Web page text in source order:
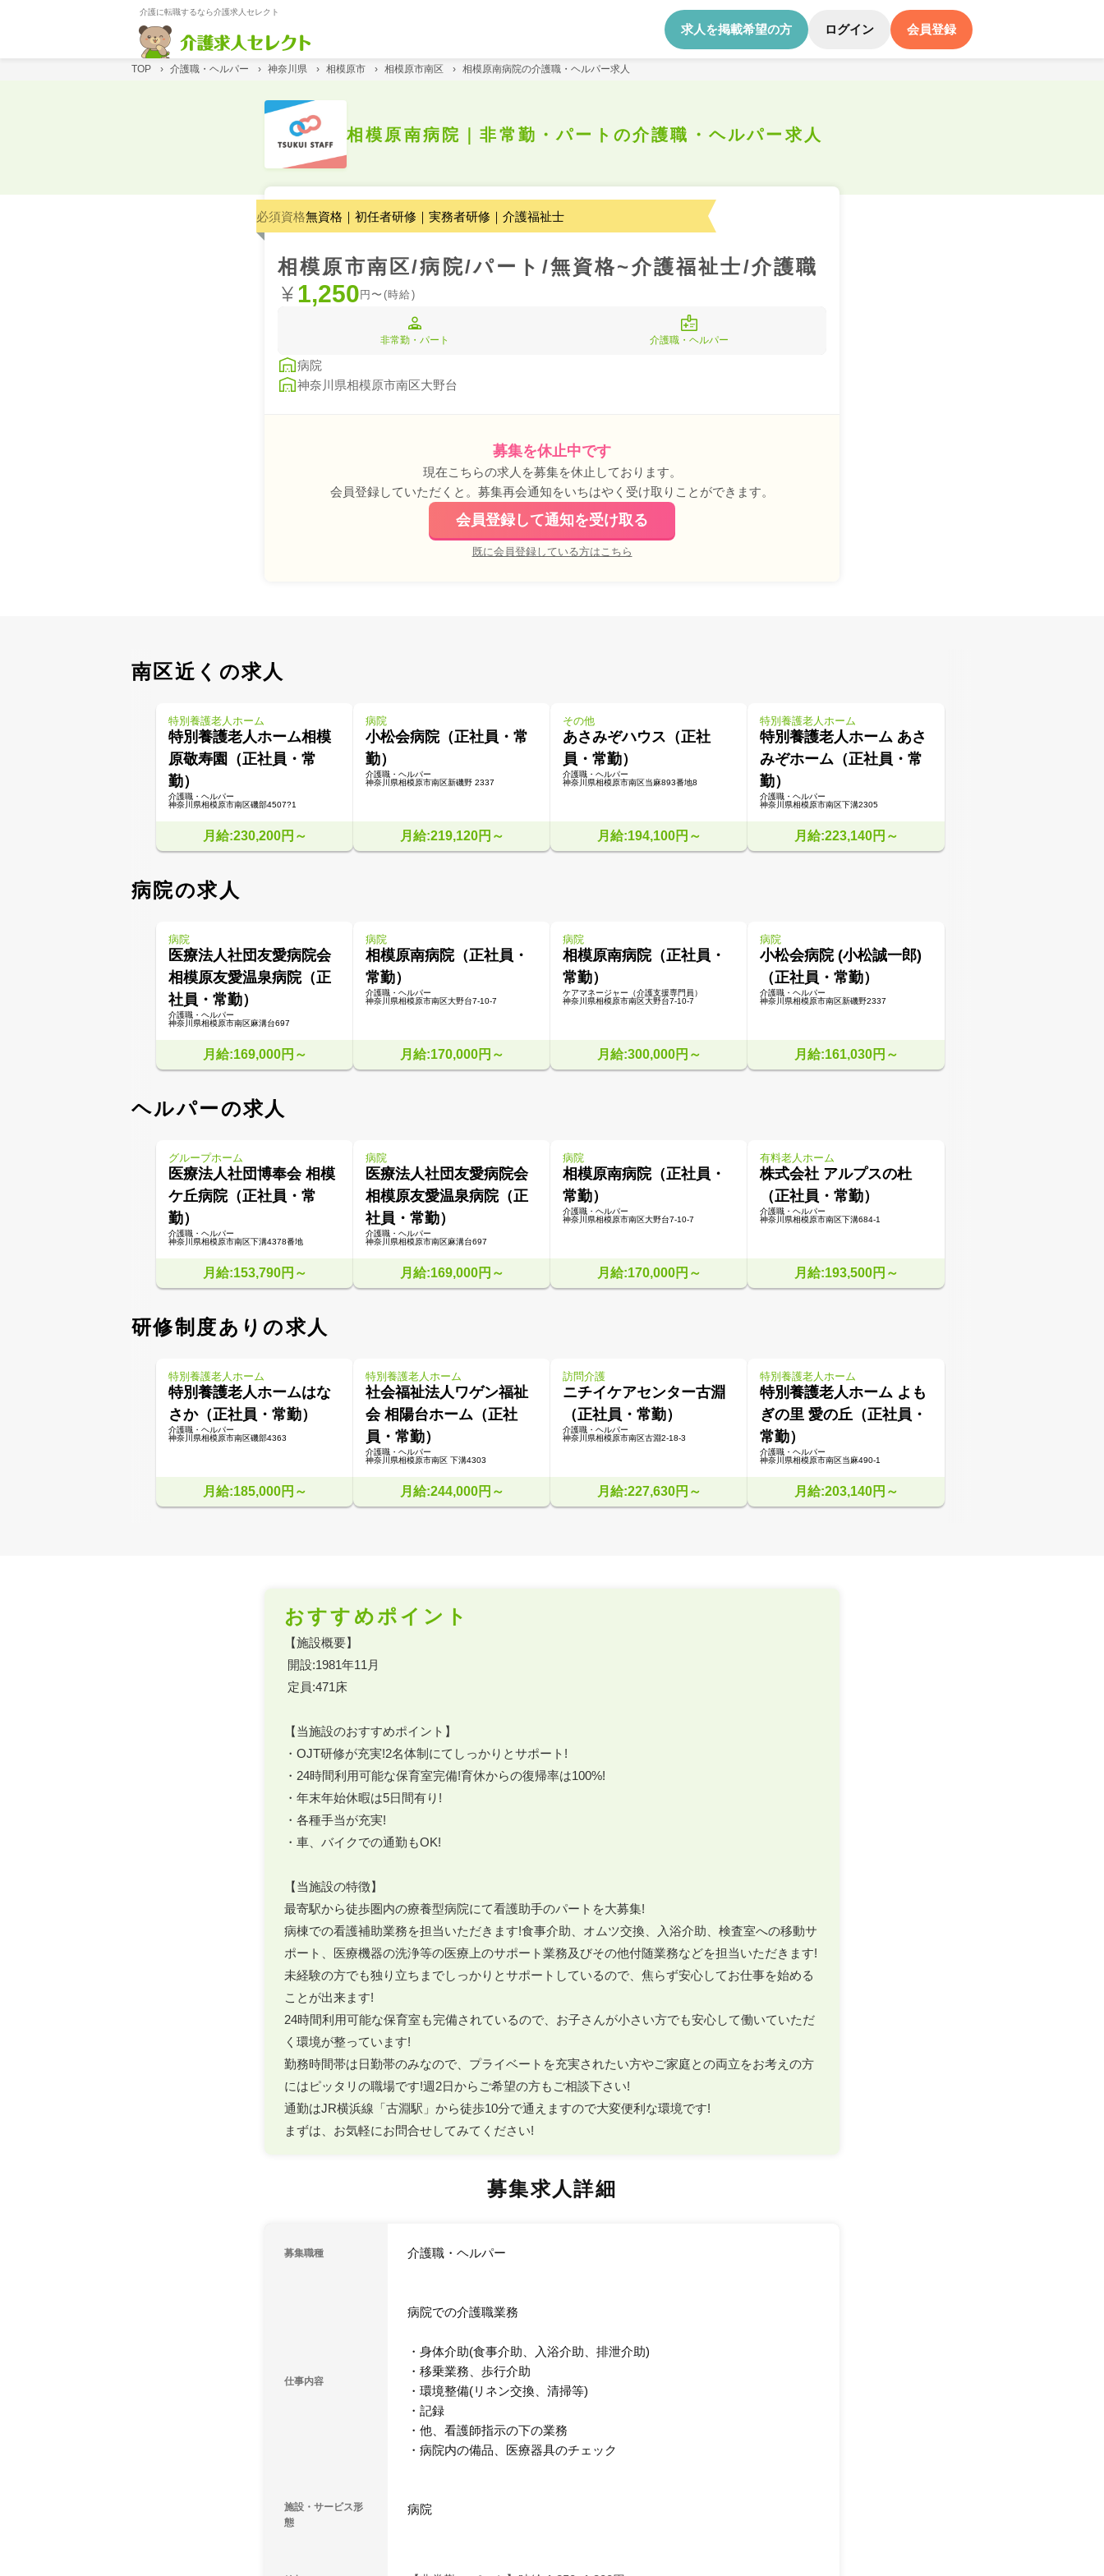
介護に転職するなら介護求人セレクト
求人を掲載希望の方 ログイン 会員登録
TOP › 介護職・ヘルパー › 神奈川県 › 相模原市 › 相模原市南区 › 相模原南病院の介護職・ヘルパー求人
相模原南病院｜非常勤・パートの介護職・ヘルパー求人
必須資格無資格｜初任者研修｜実務者研修｜介護福祉士
相模原市南区/病院/パート/無資格~介護福祉士/介護職
1,250 円〜(時給)
非常勤・パート 介護職・ヘルパー
病院
神奈川県相模原市南区大野台
募集を休止中です
現在こちらの求人を募集を休止しております。
会員登録していただくと。募集再会通知をいちはやく受け取りことができます。
会員登録して通知を受け取る
既に会員登録している方はこちら
南区近くの求人
特別養護老人ホーム
特別養護老人ホーム相模
原敬寿園（正社員・常
勤）
介護職・ヘルパー
神奈川県相模原市南区磯部4507?1
月給:230,200円～
病院
小松会病院（正社員・常
勤）
介護職・ヘルパー
神奈川県相模原市南区新磯野 2337
月給:219,120円～
その他
あさみぞハウス（正社
員・常勤）
介護職・ヘルパー
神奈川県相模原市南区当麻893番地8
月給:194,100円～
特別養護老人ホーム
特別養護老人ホーム あさ
みぞホーム（正社員・常
勤）
介護職・ヘルパー
神奈川県相模原市南区下溝2305
月給:223,140円～
病院の求人
病院
医療法人社団友愛病院会
相模原友愛温泉病院（正
社員・常勤）
介護職・ヘルパー
神奈川県相模原市南区麻溝台697
月給:169,000円～
病院
相模原南病院（正社員・
常勤）
介護職・ヘルパー
神奈川県相模原市南区大野台7-10-7
月給:170,000円～
病院
相模原南病院（正社員・
常勤）
ケアマネージャー（介護支援専門員）
神奈川県相模原市南区大野台7-10-7
月給:300,000円～
病院
小松会病院 (小松誠一郎)
（正社員・常勤）
介護職・ヘルパー
神奈川県相模原市南区新磯野2337
月給:161,030円～
ヘルパーの求人
グループホーム
医療法人社団博奉会 相模
ケ丘病院（正社員・常
勤）
介護職・ヘルパー
神奈川県相模原市南区下溝4378番地
月給:153,790円～
病院
医療法人社団友愛病院会
相模原友愛温泉病院（正
社員・常勤）
介護職・ヘルパー
神奈川県相模原市南区麻溝台697
月給:169,000円～
病院
相模原南病院（正社員・
常勤）
介護職・ヘルパー
神奈川県相模原市南区大野台7-10-7
月給:170,000円～
有料老人ホーム
株式会社 アルプスの杜
（正社員・常勤）
介護職・ヘルパー
神奈川県相模原市南区下溝684-1
月給:193,500円～
研修制度ありの求人
特別養護老人ホーム
特別養護老人ホームはな
さか（正社員・常勤）
介護職・ヘルパー
神奈川県相模原市南区磯部4363
月給:185,000円～
特別養護老人ホーム
社会福祉法人ワゲン福祉
会 相陽台ホーム（正社
員・常勤）
介護職・ヘルパー
神奈川県相模原市南区 下溝4303
月給:244,000円～
訪問介護
ニチイケアセンター古淵
（正社員・常勤）
介護職・ヘルパー
神奈川県相模原市南区古淵2-18-3
月給:227,630円～
特別養護老人ホーム
特別養護老人ホーム よも
ぎの里 愛の丘（正社員・
常勤）
介護職・ヘルパー
神奈川県相模原市南区当麻490-1
月給:203,140円～
おすすめポイント
【施設概要】
【当施設のおすすめポイント】
・OJT研修が充実!2名体制にてしっかりとサポート!
・24時間利用可能な保育室完備!育休からの復帰率は100%!
・年末年始休暇は5日間有り!
・各種手当が充実!
・車、バイクでの通勤もOK!
【当施設の特徴】
最寄駅から徒歩圏内の療養型病院にて看護助手のパートを大募集!
病棟での看護補助業務を担当いただきます!食事介助、オムツ交換、入浴介助、検査室への移動サ
ポート、医療機器の洗浄等の医療上のサポート業務及びその他付随業務などを担当いただきます!
未経験の方でも独り立ちまでしっかりとサポートしているので、焦らず安心してお仕事を始める
ことが出来ます!
24時間利用可能な保育室も完備されているので、お子さんが小さい方でも安心して働いていただ
く環境が整っています!
勤務時間帯は日勤帯のみなので、プライベートを充実されたい方やご家庭との両立をお考えの方
にはピッタリの職場です!週2日からご希望の方もご相談下さい!
通勤はJR横浜線「古淵駅」から徒歩10分で通えますので大変便利な環境です!
まずは、お気軽にお問合せしてみてください!
募集求人詳細
募集職種 介護職・ヘルパー
仕事内容
病院での介護職業務
・身体介助(食事介助、入浴介助、排泄介助)
・移乗業務、歩行介助
・環境整備(リネン交換、清掃等)
・記録
・他、看護師指示の下の業務
・病院内の備品、医療器具のチェック
施設・サービス形
態
病院